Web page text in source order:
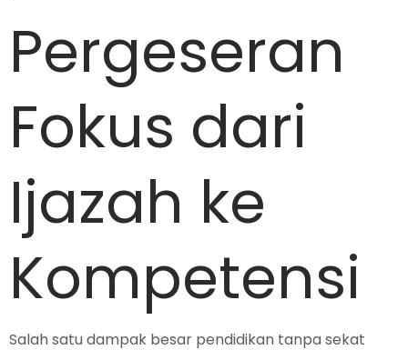
Pergeseran
Fokus dari
Ijazah ke
Kompetensi
Salah satu dampak besar pendidikan tanpa sekat